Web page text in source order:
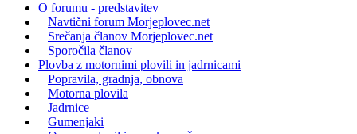
O forumu - predstavitev
Navtični forum Morjeplovec.net
Srečanja članov Morjeplovec.net
Sporočila članov
Plovba z motornimi plovili in jadrnicami
Popravila, gradnja, obnova
Motorna plovila
Jadrnice
Gumenjaki